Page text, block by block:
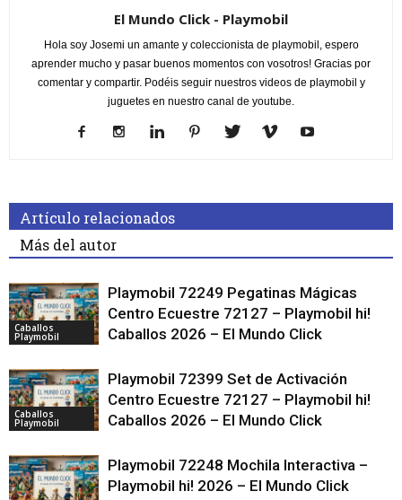
El Mundo Click - Playmobil
Hola soy Josemi un amante y coleccionista de playmobil, espero
aprender mucho y pasar buenos momentos con vosotros! Gracias por
comentar y compartir. Podéis seguir nuestros videos de playmobil y
juguetes en nuestro canal de youtube.
Artículo relacionados
Más del autor
Caballos
Playmobil
Playmobil 72249 Pegatinas Mágicas
Centro Ecuestre 72127 – Playmobil hi!
Caballos 2026 – El Mundo Click
Caballos
Playmobil
Playmobil 72399 Set de Activación
Centro Ecuestre 72127 – Playmobil hi!
Caballos 2026 – El Mundo Click
Playmobil 72248 Mochila Interactiva –
Playmobil hi! 2026 – El Mundo Click